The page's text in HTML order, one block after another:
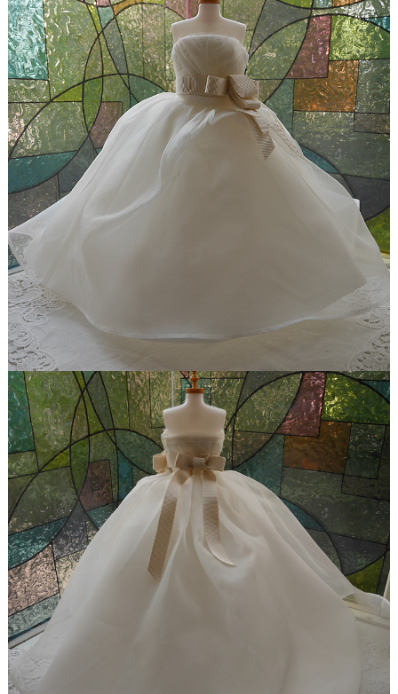
【ドレスリメイク】レースのベビードレスと1/4ミニ
チュアドレス
【ドレスリメイク】ラビットペアのドレス＆タキシ
ード
【ドレスリメイク】セレモニーバッグ＆ポーチ
【ドレスリメイク】夢みるフリルのベビードレス
【ドレスリメイク】ダッフィーとシェリーメイのウ
ェディングドレス
【ドレスリメイク】オーバードレス付きのベビード
【ドレスリメイク】バッグ＆ポーチとフォトスタン
ド
【ドレスリメイク】シフォンオーガンジーのベビー
ドレス
【ドレスリメイク】フリルとレースの幸せベビード
レス
【ドレスリメイク】ラッフルフリルのベビードレス
【ドレスリメイク】ピンクフリルのベビードレス
【ドレスリメイク】豪華レースのベビードレス＆お
くるみ